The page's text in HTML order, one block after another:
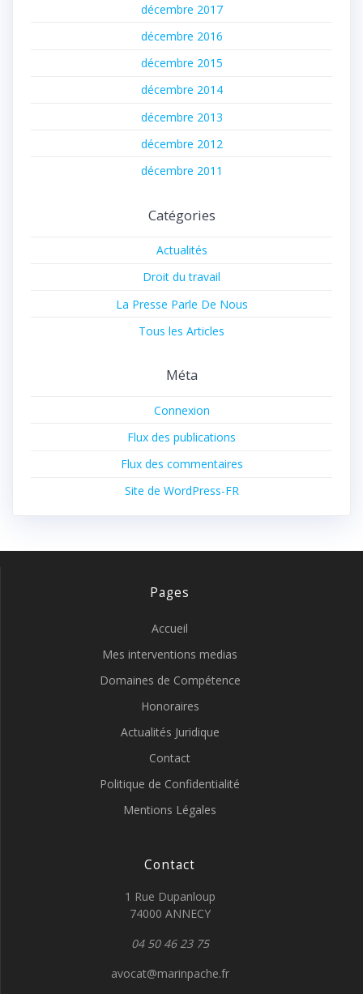
décembre 2017
décembre 2016
décembre 2015
décembre 2014
décembre 2013
décembre 2012
décembre 2011
Catégories
Actualités
Droit du travail
La Presse Parle De Nous
Tous les Articles
Méta
Connexion
Flux des publications
Flux des commentaires
Site de WordPress-FR
Pages
Accueil
Mes interventions medias
Domaines de Compétence
Honoraires
Actualités Juridique
Contact
Politique de Confidentialité
Mentions Légales
Contact
1 Rue Dupanloup
74000 ANNECY
04 50 46 23 75
avocat@marinpache.fr